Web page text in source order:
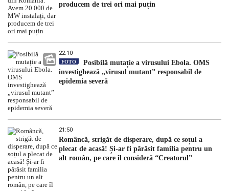
producem de trei ori mai puțin
22:10
FOTO
Posibilă mutație a virusului Ebola. OMS
investighează „virusul mutant” responsabil de
epidemia severă
21:50
Româncă, strigăt de disperare, după ce soțul a
plecat de acasă! Și-ar fi părăsit familia pentru un
alt român, pe care îl consideră “Creatorul”